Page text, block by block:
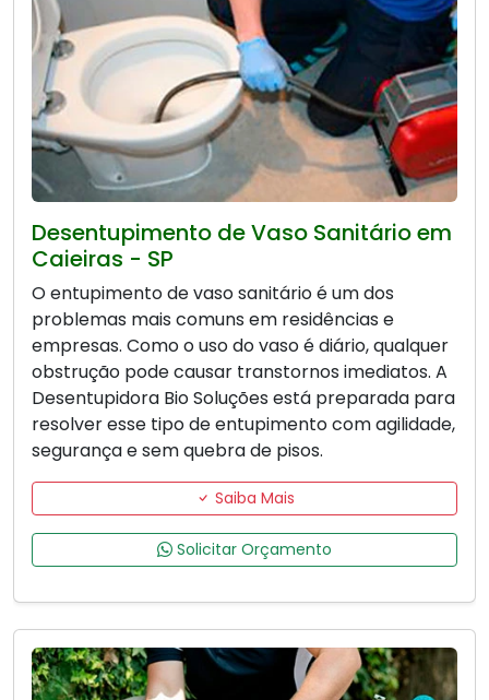
Desentupimento de Vaso Sanitário em
Caieiras - SP
O entupimento de vaso sanitário é um dos
problemas mais comuns em residências e
empresas. Como o uso do vaso é diário, qualquer
obstrução pode causar transtornos imediatos. A
Desentupidora Bio Soluções está preparada para
resolver esse tipo de entupimento com agilidade,
segurança e sem quebra de pisos.
Saiba Mais
Solicitar Orçamento